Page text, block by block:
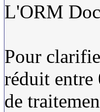
L'ORM
Pour
réduit entre
de